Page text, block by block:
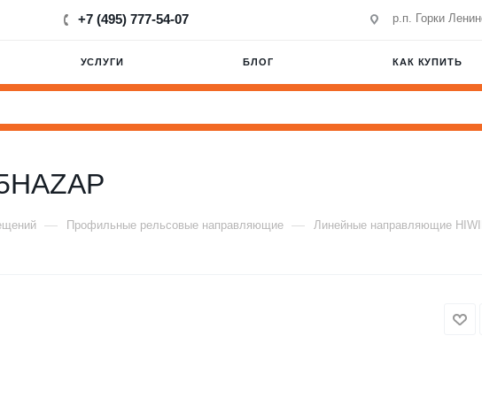
+7 (495) 777-54-07 р.п. Горки
УСЛУГИ БЛОГ КАК КУПИТЬ
— Профильные рельсовые направляющие — Линейные направляющие